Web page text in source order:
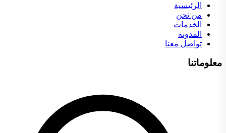
الرئيسية
من نحن
الخدمات
المدونة
تواصل معنا
معلوماتنا